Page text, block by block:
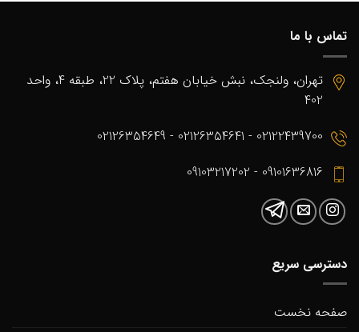
تماس با ما
تهران، ولنجک، نبش خیابان هفتم، پلاک 22، طبقه 4، واحد
402
02122439700 - 02126354641 - 02126354649
09101636816 - 09103217202
دسترسی سریع
صفحه نخست